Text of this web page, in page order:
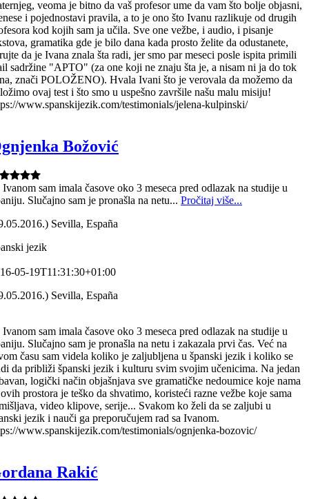
veoma je bitno da vaš profesor ume da vam što bolje objasni,
i pojednostavi pravila, a to je ono što Ivanu razlikuje od drugih
kod kojih sam ja učila. Sve one vežbe, i audio, i pisanje
gramatika gde je bilo dana kada prosto želite da odustanete,
da je Ivana znala šta radi, jer smo par meseci posle ispita primili
sadržine "APTO" (za one koji ne znaju šta je, a nisam ni ja do tok
znači POLOŽENO). Hvala Ivani što je verovala da možemo da
ovaj test i što smo u uspešno završile našu malu misiju!
www.spanskijezik.com/testimonials/jelena-kulpinski/
Božović
Ivanom sam imala časove oko 3 meseca pred odlazak na studije u
Slučajno sam je pronašla na netu... Pročitaj više...
Sevilla, España
jezik
05-19T11:31:30+01:00
Sevilla, España
Ivanom sam imala časove oko 3 meseca pred odlazak na studije u
Slučajno sam je pronašla na netu i zakazala prvi čas. Već na
času sam videla koliko je zaljubljena u španski jezik i koliko se
da približi španski jezik i kulturu svim svojim učenicima. Na jedan
logički način objašnjava sve gramatičke nedoumice koje nama
prostora je teško da shvatimo, koristeći razne vežbe koje sama
video klipove, serije... Svakom ko želi da se zaljubi u
jezik i nauči ga preporučujem rad sa Ivanom.
www.spanskijezik.com/testimonials/ognjenka-bozovic/
Rakić